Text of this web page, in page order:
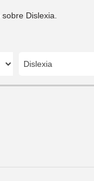
Dislexia.
Dislexia